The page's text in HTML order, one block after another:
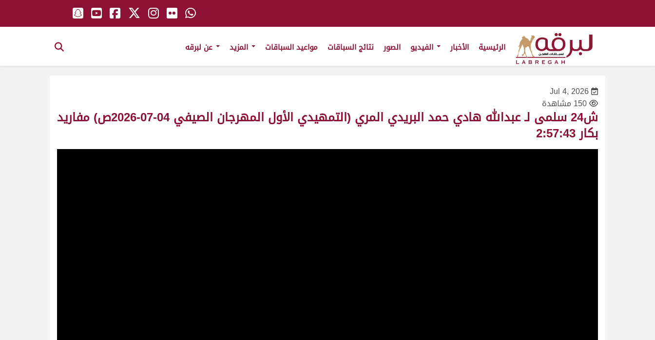
الرئيسية الأخبار الصور نتائج السباقات مواعيد السباقات
Jul 4, 2026
150 مشاهدة
ش24 سلمى لـ عبدالله هادي حمد البريدي المري (التمهيدي الأول المهرجان الصيفي 04-07-2026ص) مفاريد
بكار 2:57:43